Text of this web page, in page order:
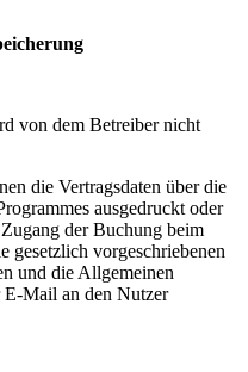
von dem Betreiber nicht
die Vertragsdaten über die
ausgedruckt oder
der Buchung beim
gesetzlich vorgeschriebenen
und die Allgemeinen
E-Mail an den Nutzer